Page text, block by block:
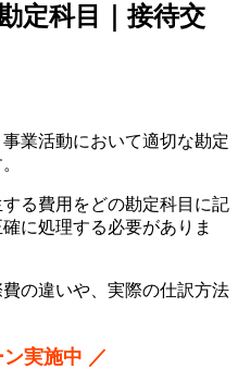
定科目｜接待交
業活動において適切な勘定
る費用をどの勘定科目に記
に処理する必要がありま
の違いや、実際の仕訳方法
実施中 ／